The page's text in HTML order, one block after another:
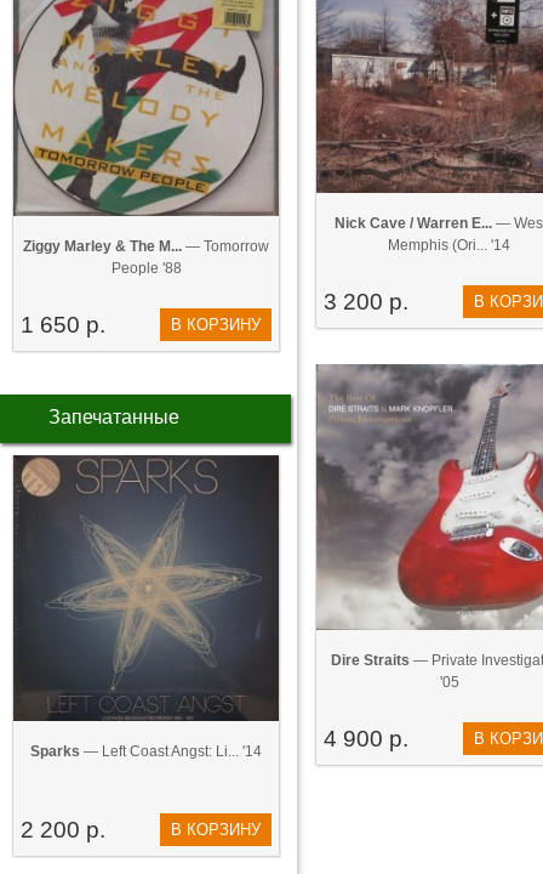
Ziggy Marley & The M... — Tomorrow
People '88
1 650 р. В КОРЗИНУ
Запечатанные
Sparks — Left Coast Angst: Li... '14
2 200 р. В КОРЗИНУ
Nick Cave / Warren E...—
Memphis (Ori... '14
3 200 р. В
Dire Straits — Private
'05
4 900 р. В